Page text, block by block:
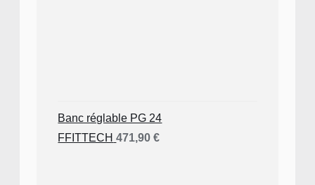
Banc réglable PG 24
FFITTECH 471,90€